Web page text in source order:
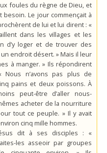
foules du règne de Dieu, et
besoin. Le jour commençait à
de lui et lui dirent : «
dans les villages et les
d’y loger et de trouver des
endroit désert. » Mais il leur
à manger. » Ils répondirent
Nous n’avons pas plus de
pains et deux poissons. À
peut-être d’aller nous-
acheter de la nourriture
tout ce peuple. » Il y avait
cinq mille hommes.
dit à ses disciples : «
les asseoir par groupes